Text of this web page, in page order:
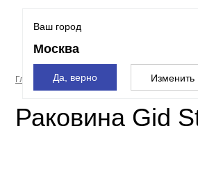
Ваш город
Москва
Да, верно Изменить
Главная страница Раковины
Раковина Gid